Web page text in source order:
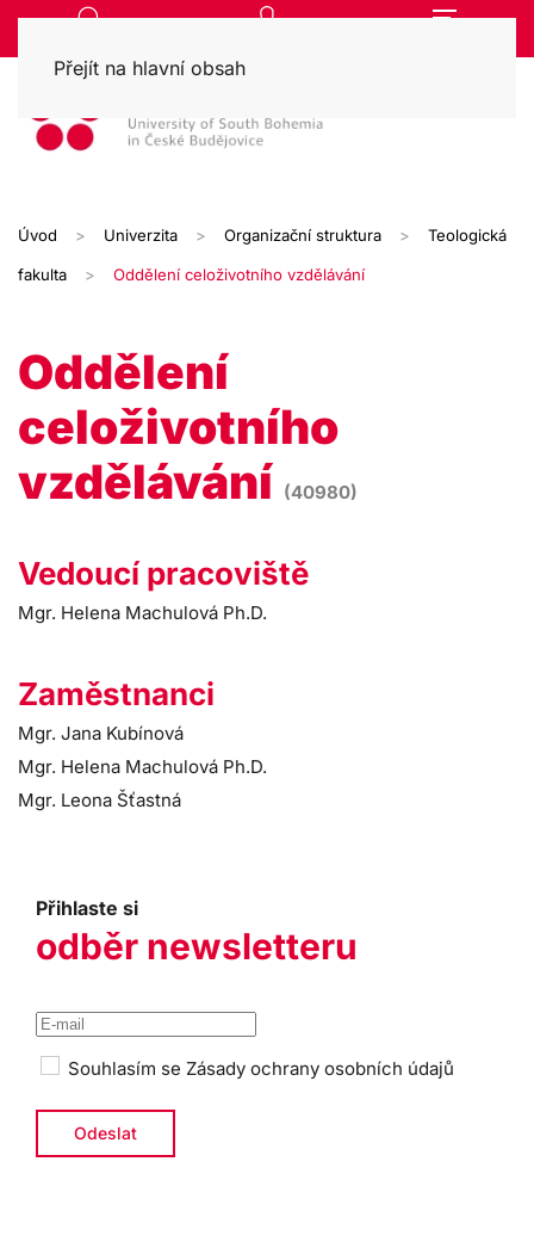
Přejít na hlavní obsah
Úvod Univerzita Organizační struktura Teologická
fakulta Oddělení celoživotního vzdělávání
Oddělení
celoživotního
vzdělávání (40980)
Vedoucí pracoviště
Mgr. Helena Machulová Ph.D.
Zaměstnanci
Mgr. Jana Kubínová
Mgr. Helena Machulová Ph.D.
Mgr. Leona Šťastná
Přihlaste si
odběr newsletteru
Souhlasím se Zásady ochrany osobních údajů